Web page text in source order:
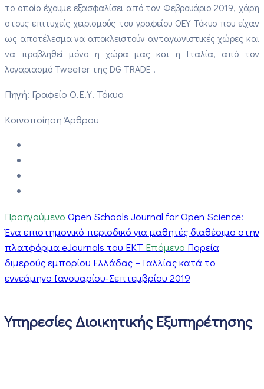
το οποίο έχουμε εξασφαλίσει από τον Φεβρουάριο 2019, χάρη
στους επιτυχείς χειρισμούς του γραφείου ΟΕΥ Τόκυο που είχαν
ως αποτέλεσμα να αποκλειστούν ανταγωνιστικές χώρες και
να προβληθεί μόνο η χώρα μας και η Ιταλία, από τον
λογαριασμό Tweeter της DG TRADE .
Πηγή: Γραφείο Ο.Ε.Υ. Τόκυο
Κοινοποίηση Άρθρου
Προηγούμενο Open Schools Journal for Open Science:
Ένα επιστημονικό περιοδικό για μαθητές διαθέσιμο στην
πλατφόρμα eJournals του ΕΚΤ Επόμενο Πορεία
διμερούς εμπορίου Ελλάδας – Γαλλίας κατά το
εννεάμηνο Ιανουαρίου-Σεπτεμβρίου 2019
Υπηρεσίες Διοικητικής Εξυπηρέτησης